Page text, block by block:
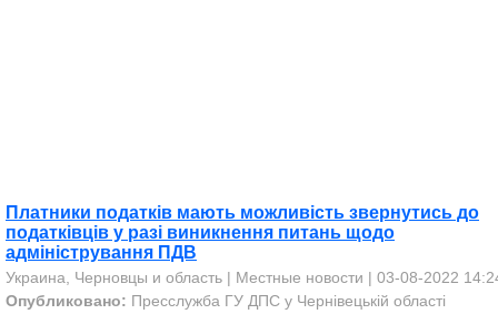
Платники податків мають можливість звернутись до
податківців у разі виникнення питань щодо
адміністрування ПДВ
Украина, Черновцы и область | Местные новости | 03-08-2022
Опубликовано: Пресслужба ГУ ДПС у Чернівецькій області